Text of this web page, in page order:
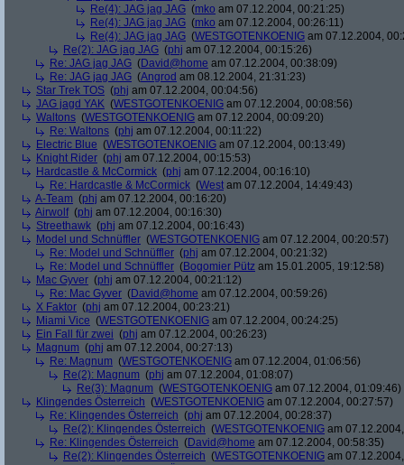
Re(4): JAG jag JAG (mko am 07.12.2004, 00:21:25)
Re(4): JAG jag JAG (mko am 07.12.2004, 00:26:11)
Re(4): JAG jag JAG (WESTGOTENKOENIG am 07.12.2004,
Re(2): JAG jag JAG (phj am 07.12.2004, 00:15:26)
Re: JAG jag JAG (David@home am 07.12.2004, 00:38:09)
Re: JAG jag JAG (Angrod am 08.12.2004, 21:31:23)
Star Trek TOS (phj am 07.12.2004, 00:04:56)
JAG jagd YAK (WESTGOTENKOENIG am 07.12.2004, 00:08:56)
Waltons (WESTGOTENKOENIG am 07.12.2004, 00:09:20)
Re: Waltons (phj am 07.12.2004, 00:11:22)
Electric Blue (WESTGOTENKOENIG am 07.12.2004, 00:13:49)
Knight Rider (phj am 07.12.2004, 00:15:53)
Hardcastle & McCormick (phj am 07.12.2004, 00:16:10)
Re: Hardcastle & McCormick (West am 07.12.2004, 14:49:43)
A-Team (phj am 07.12.2004, 00:16:20)
Airwolf(phj am 07.12.2004, 00:16:30)
Streethawk (phj am 07.12.2004, 00:16:43)
Model und Schnüffler (WESTGOTENKOENIG am 07.12.2004, 00:20:57)
Re: Model und Schnüffler (phj am 07.12.2004, 00:21:32)
Re: Model und Schnüffler (Bogomier Pütz am 15.01.2005, 19:12:58)
Mac Gyver (phj am 07.12.2004, 00:21:12)
Re: Mac Gyver (David@home am 07.12.2004, 00:59:26)
X Faktor (phj am 07.12.2004, 00:23:21)
Miami Vice (WESTGOTENKOENIG am 07.12.2004, 00:24:25)
Ein Fall für zwei (phj am 07.12.2004, 00:26:23)
Magnum (phj am 07.12.2004, 00:27:13)
Re: Magnum (WESTGOTENKOENIG am 07.12.2004, 01:06:56)
Re(2): Magnum (phj am 07.12.2004, 01:08:07)
Re(3): Magnum (WESTGOTENKOENIG am 07.12.2004, 01:09:46)
Klingendes Österreich (WESTGOTENKOENIG am 07.12.2004, 00:27:57)
Re: Klingendes Österreich (phj am 07.12.2004, 00:28:37)
Re(2): Klingendes Österreich (WESTGOTENKOENIG am
Re: Klingendes Österreich (David@home am 07.12.2004, 00:58:35)
Re(2): Klingendes Österreich (WESTGOTENKOENIG am